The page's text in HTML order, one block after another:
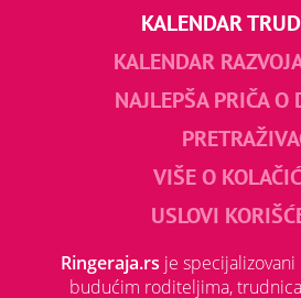
KALENDAR
KALENDAR
NAJLEPŠA PRIČA O
VIŠE O
USLOVI
Ringeraja.rs je
budućim roditeljima,